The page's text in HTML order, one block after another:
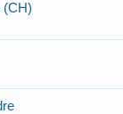
(CH)